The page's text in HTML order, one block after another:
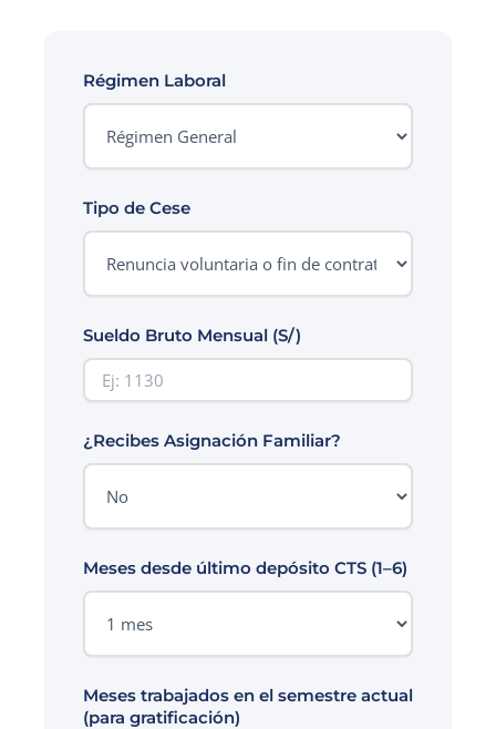
Régimen Laboral
Tipo de Cese
Sueldo Bruto Mensual (S/)
¿Recibes Asignación Familiar?
Meses desde último depósito CTS (1–6)
Meses trabajados en el semestre actual
(para gratificación)